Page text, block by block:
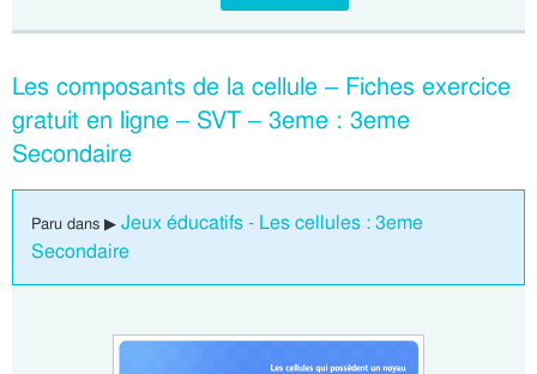
Les composants de la cellule – Fiches exercice
gratuit en ligne – SVT – 3eme : 3eme
Secondaire
Paru dans ▶ Jeux éducatifs - Les cellules : 3eme
Secondaire